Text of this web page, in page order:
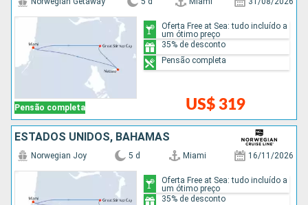
Pensão completa US$ 319
Oferta Free at Sea: tudo incluído a
um ótimo preço
35% de desconto
Pensão completa
ESTADOS UNIDOS, BAHAMAS
Norwegian Joy 5 d Miami 16/11/2026
Oferta Free at Sea: tudo incluído a
um ótimo preço
35% de desconto